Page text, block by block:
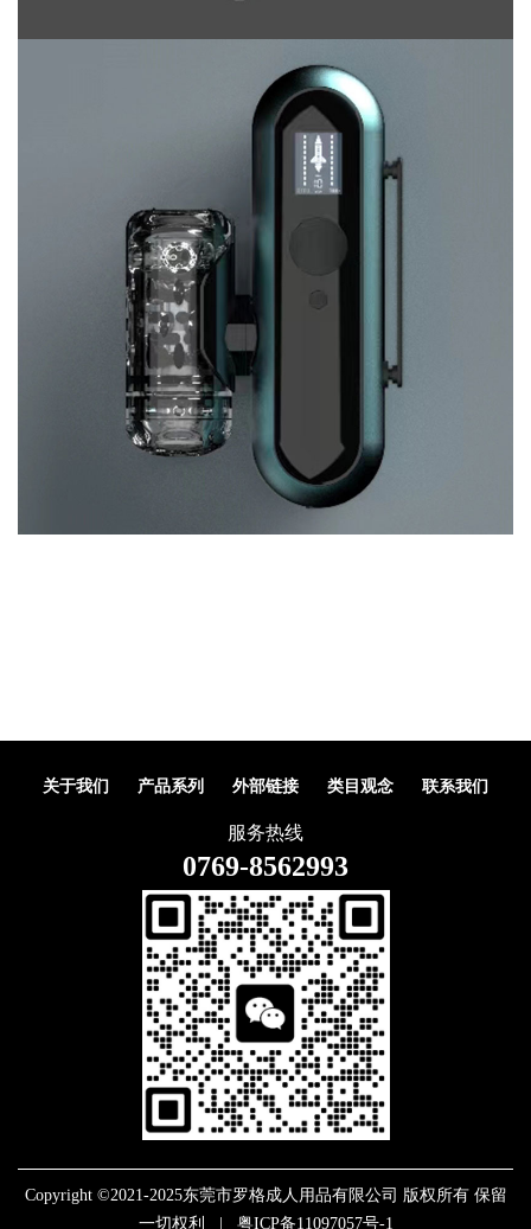
关于我们 产品系列 外部链接 类目观念 联系我们
服务热线
0769-8562993
Copyright ©2021-2025东莞市罗格成人用品有限公司 版权所有 保留
一切权利 | 粤ICP备11097057号-1